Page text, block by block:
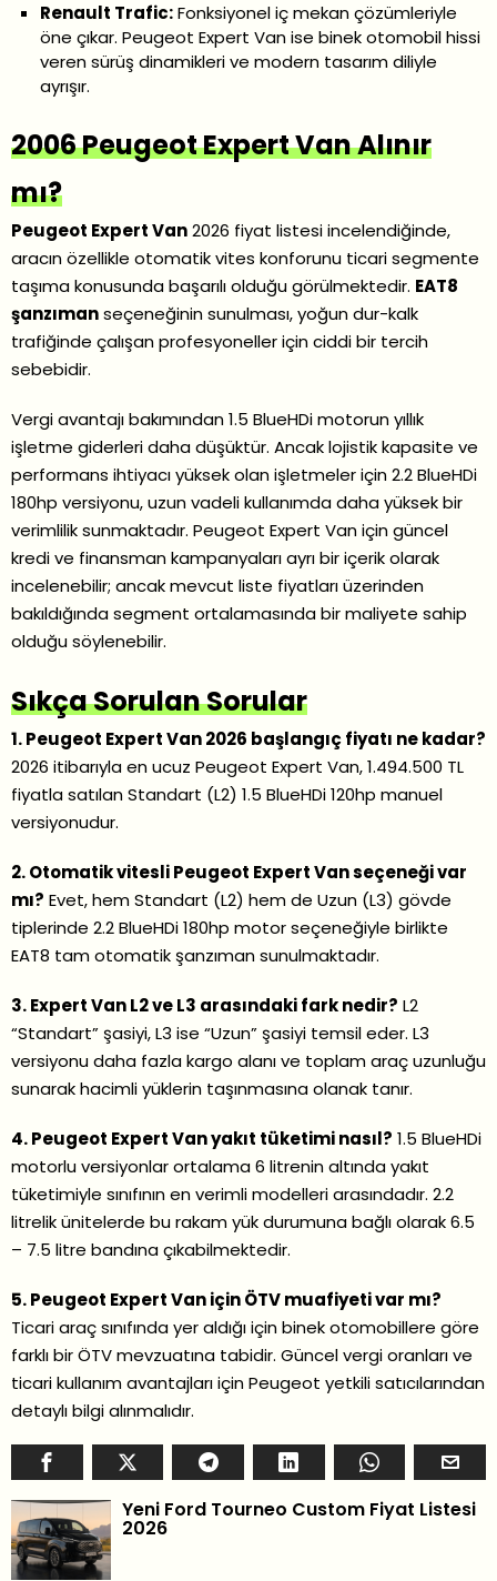
Renault Trafic:Fonksiyonel iç mekan çözümleriyle
öne çıkar. Peugeot Expert Van ise binek otomobil hissi
veren sürüş dinamikleri ve modern tasarım diliyle
ayrışır.
2006 Peugeot Expert Van Alınır
mı?
Peugeot Expert Van2026 fiyat listesi incelendiğinde,
aracın özellikle otomatik vites konforunu ticari segmente
taşıma konusunda başarılı olduğu görülmektedir. EAT8
şanzımanseçeneğinin sunulması, yoğun dur-kalk
trafiğinde çalışan profesyoneller için ciddi bir tercih
sebebidir.
Vergi avantajı bakımından 1.5 BlueHDi motorun yıllık
işletme giderleri daha düşüktür. Ancak lojistik kapasite ve
performans ihtiyacı yüksek olan işletmeler için 2.2 BlueHDi
180hp versiyonu, uzun vadeli kullanımda daha yüksek bir
verimlilik sunmaktadır. Peugeot Expert Van için güncel
kredi ve finansman kampanyaları ayrı bir içerik olarak
incelenebilir; ancak mevcut liste fiyatları üzerinden
bakıldığında segment ortalamasında bir maliyete sahip
olduğu söylenebilir.
Sıkça Sorulan Sorular
1. Peugeot Expert Van 2026 başlangıç fiyatı ne kadar?
2026 itibarıyla en ucuz Peugeot Expert Van, 1.494.500 TL
fiyatla satılan Standart (L2) 1.5 BlueHDi 120hp manuel
versiyonudur.
2. Otomatik vitesli Peugeot Expert Van seçeneği var
mı? Evet, hem Standart (L2) hem de Uzun (L3) gövde
tiplerinde 2.2 BlueHDi 180hp motor seçeneğiyle birlikte
EAT8 tam otomatik şanzıman sunulmaktadır.
3. Expert Van L2 ve L3 arasındaki fark nedir? L2
“Standart” şasiyi, L3 ise “Uzun” şasiyi temsil eder. L3
versiyonu daha fazla kargo alanı ve toplam araç uzunluğu
sunarak hacimli yüklerin taşınmasına olanak tanır.
4. Peugeot Expert Van yakıt tüketimi nasıl? 1.5 BlueHDi
motorlu versiyonlar ortalama 6 litrenin altında yakıt
tüketimiyle sınıfının en verimli modelleri arasındadır. 2.2
litrelik ünitelerde bu rakam yük durumuna bağlı olarak 6.5
– 7.5 litre bandına çıkabilmektedir.
5. Peugeot Expert Van için ÖTV muafiyeti var mı?
Ticari araç sınıfında yer aldığı için binek otomobillere göre
farklı bir ÖTV mevzuatına tabidir. Güncel vergi oranları ve
ticari kullanım avantajları için Peugeot yetkili satıcılarından
detaylı bilgi alınmalıdır.
Yeni Ford Tourneo Custom Fiyat Listesi
2026